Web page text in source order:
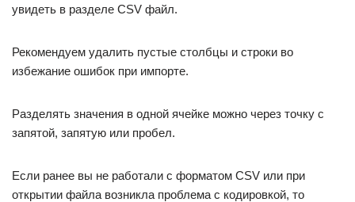
увидеть в разделе CSV файл.
Рекомендуем удалить пустые столбцы и строки во
избежание ошибок при импорте.
Разделять значения в одной ячейке можно через точку с
запятой, запятую или пробел.
Если ранее вы не работали с форматом CSV или при
открытии файла возникла проблема с кодировкой, то